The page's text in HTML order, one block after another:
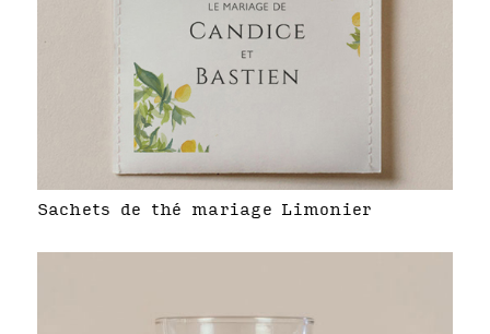
Sachets de thé mariage Limonier